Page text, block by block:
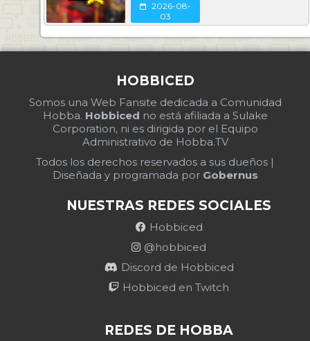
2026-08-
03
HOBBICED
Somos una Web Fansite dedicada a Comunidad
Hobba. Hobbiced no está afiliada a Sulake
Corporation, ni es dirigida por el Equipo
Administrativo de Hobba.TV
Todos los derechos reservados a sus dueños |
Diseñada y programada por Gobernus
NUESTRAS REDES SOCIALES
Hobbiced
@hobbiced
Discord de Hobbiced
Hobbiced en Twitch
REDES DE HOBBA